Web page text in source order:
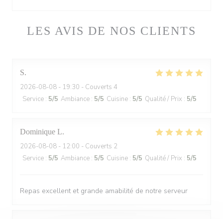
LES AVIS DE NOS CLIENTS
S
2026-08-08 - 19:30 - Couverts 4
Service : 5/5 Ambiance : 5/5 Cuisine : 5/5 Qualité / Prix : 5/5
Dominique L
2026-08-08 - 12:00 - Couverts 2
Service : 5/5 Ambiance : 5/5 Cuisine : 5/5 Qualité / Prix : 5/5
Repas excellent et grande amabilité de notre serveur